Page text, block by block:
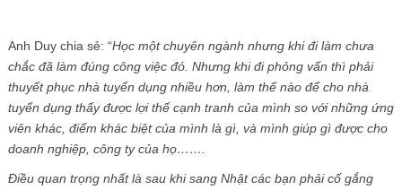
Anh Duy chia sẻ: “Học một chuyên ngành nhưng khi đi làm chưa
chắc đã làm đúng công việc đó. Nhưng khi đi phỏng vấn thì phải
thuyết phục nhà tuyển dụng nhiều hơn, làm thế nào để cho nhà
tuyển dụng thấy được lợi thế cạnh tranh của mình so với những ứng
viên khác, điểm khác biệt của mình là gì, và mình giúp gì được cho
doanh nghiệp, công ty của họ…….
Điều quan trọng nhất là sau khi sang Nhật các bạn phải cố gắng